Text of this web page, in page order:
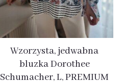
Wzorzysta, jedwabna
bluzka Dorothee
Schumacher, L, PREMIUM